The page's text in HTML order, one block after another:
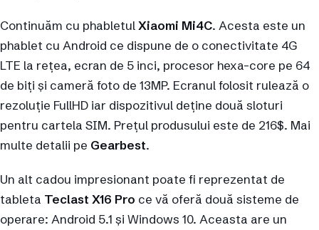
Continuăm cu phabletulXiaomi Mi4C. Acesta este un
phablet cu Android ce dispune de o conectivitate 4G
LTE la rețea, ecran de 5 inci, procesor hexa-core pe 64
de biți și cameră foto de 13MP. Ecranul folosit rulează o
rezoluție FullHD iar dispozitivul deține două sloturi
pentru cartela SIM. Prețul produsului este de 216$. Mai
multe detalii pe Gearbest.
Un alt cadou impresionant poate fi reprezentat de
tableta Teclast X16 Pro ce vă oferă două sisteme de
operare: Android 5.1 și Windows 10. Aceasta are un